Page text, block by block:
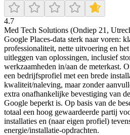
4.7
Med Tech Solutions (Ondiep 21,
Google Places-data sterk naar voren:
professionaliteit, nette uitvoering en
uitleggen van oplossingen, inclusief
werkzaamheden in/aan de meterkast.
een bedrijfsprofiel met een brede
kwaliteit/naleving, maar zonder
extra onafhankelijke bevestiging van
Google beperkt is. Op basis van de
totaal een hoog gewaardeerde partij
installaties en (naar eigen profiel)
energie/installatie-opdrachten.